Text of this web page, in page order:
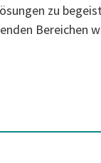
zu
Bereichen